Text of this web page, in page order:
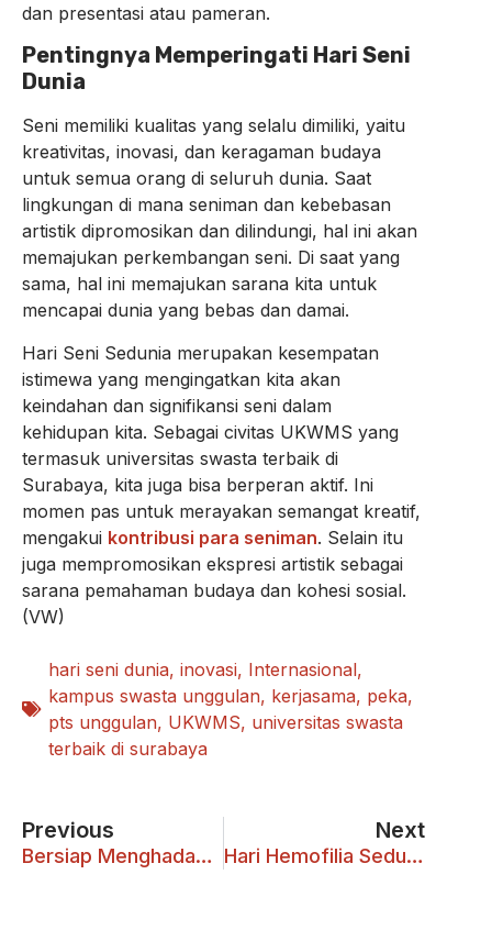
dan presentasi atau pameran.
Pentingnya Memperingati Hari Seni
Dunia
Seni memiliki kualitas yang selalu dimiliki, yaitu
kreativitas, inovasi, dan keragaman budaya
untuk semua orang di seluruh dunia. Saat
lingkungan di mana seniman dan kebebasan
artistik dipromosikan dan dilindungi, hal ini akan
memajukan perkembangan seni. Di saat yang
sama, hal ini memajukan sarana kita untuk
mencapai dunia yang bebas dan damai.
Hari Seni Sedunia merupakan kesempatan
istimewa yang mengingatkan kita akan
keindahan dan signifikansi seni dalam
kehidupan kita. Sebagai civitas UKWMS yang
termasuk universitas swasta terbaik di
Surabaya, kita juga bisa berperan aktif. Ini
momen pas untuk merayakan semangat kreatif,
mengakui kontribusi para seniman. Selain itu
juga mempromosikan ekspresi artistik sebagai
sarana pemahaman budaya dan kohesi sosial.
(VW)
hari seni dunia, inovasi, Internasional,
kampus swasta unggulan, kerjasama, peka,
pts unggulan, UKWMS, universitas swasta
terbaik di surabaya
Previous
Bersiap Menghadapi Arus Mudik
Next
Hari Hemofilia Sedunia